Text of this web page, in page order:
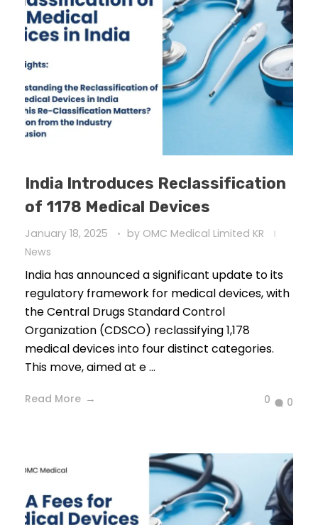
India Introduces Reclassification
of 1178 Medical Devices
January 18, 2025 by OMC Medical Limited KR
News
India has announced a significant update to its
regulatory framework for medical devices, with
the Central Drugs Standard Control
Organization (CDSCO) reclassifying 1,178
medical devices into four distinct categories.
This move, aimed at e ...
Read More 0 0